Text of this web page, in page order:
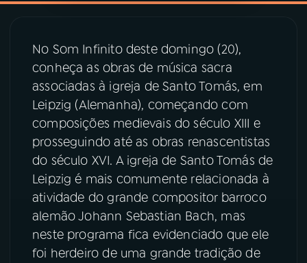
07ÚLTIMAS
08 PRÊMIO RÁDIO MEC
ACOMPANHE A RÁDIO MEC
YouTube Facebook
Instagram
No Som Infinito deste domingo (20),
conheça as obras de música sacra
associadas à igreja de Santo Tomás, em
Leipzig (Alemanha), começando com
composições medievais do século XIII e
prosseguindo até as obras renascentistas
do século XVI. A igreja de Santo Tomás de
Leipzig é mais comumente relacionada à
atividade do grande compositor barroco
alemão Johann Sebastian Bach, mas
neste programa fica evidenciado que ele
foi herdeiro de uma grande tradição de